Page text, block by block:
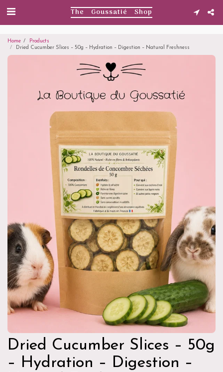
The Goussatié Shop
Home
Products
Dried Cucumber Slices – 50g – Hydration – Digestion – Natural Freshness
Dried Cucumber Slices – 50g
– Hydration – Digestion –